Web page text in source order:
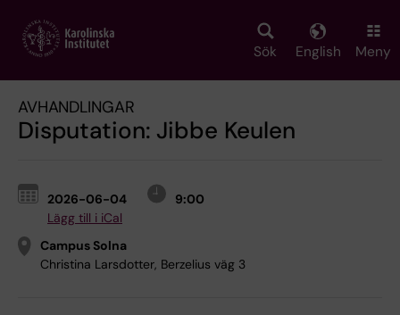
main
Sök English Meny
AVHANDLINGAR
Disputation: Jibbe Keulen
2026-06-04
9:00
Lägg till i iCal
Campus Solna
Christina Larsdotter, Berzelius väg 3